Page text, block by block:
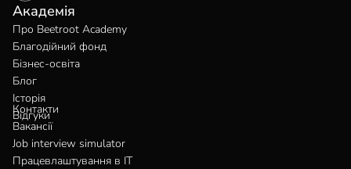
Академія
Про Beetroot Academy
Благодійний фонд
Бізнес-освіта
Блог
Історія
Відгуки
Контакти
Вакансії
Job interview simulator
Працевлаштування в IT